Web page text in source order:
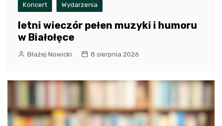
Koncert Wydarzenia
letni wieczór pełen muzyki i humoru
w Białołęce
Błażej Nowicki 8 sierpnia 2026